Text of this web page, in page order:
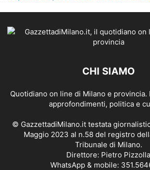
CHI SIAMO
Quotidiano on line di Milano e
approfondimenti, politica e
© GazzettadiMilano.it testata
Maggio 2023 al n.58 del registro
Tribunale di Milano.
Direttore: Pietro Pizzolla
WhatsApp & mobile: